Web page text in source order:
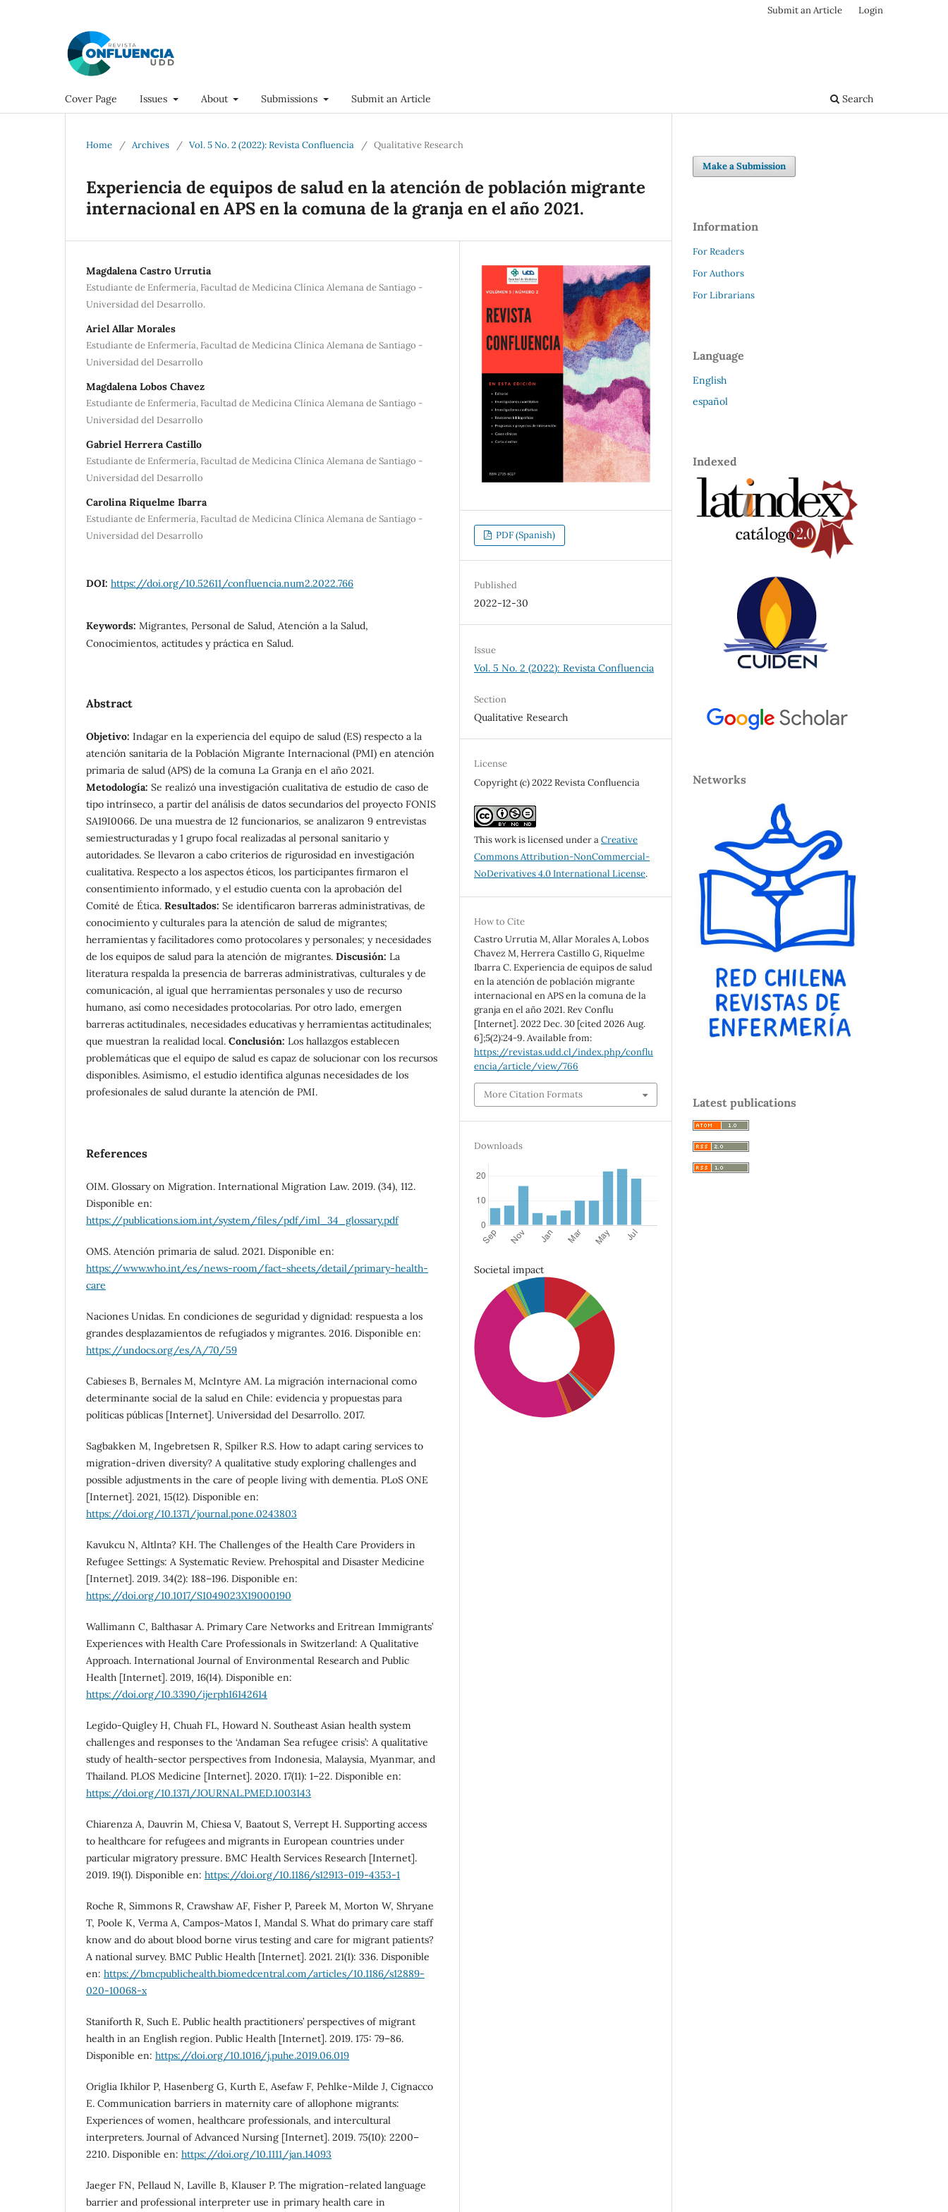
Cover Page Issues About Submissions Submit an Article Search
Submit an Article Login
Home / Archives / Vol. 5 No. 2 (2022): Revista Confluencia / Qualitative Research
Experiencia de equipos de salud en la atención de población migrante
internacional en APS en la comuna de la granja en el año 2021.
Magdalena Castro Urrutia
Estudiante de Enfermería, Facultad de Medicina Clínica Alemana de Santiago -
Universidad del Desarrollo.
Ariel Allar Morales
Estudiante de Enfermería, Facultad de Medicina Clínica Alemana de Santiago -
Universidad del Desarrollo
Magdalena Lobos Chavez
Estudiante de Enfermería, Facultad de Medicina Clínica Alemana de Santiago -
Universidad del Desarrollo
Gabriel Herrera Castillo
Estudiante de Enfermería, Facultad de Medicina Clínica Alemana de Santiago -
Universidad del Desarrollo
Carolina Riquelme Ibarra
Estudiante de Enfermería, Facultad de Medicina Clínica Alemana de Santiago -
Universidad del Desarrollo
DOI: https://doi.org/10.52611/confluencia.num2.2022.766
Keywords: Migrantes, Personal de Salud, Atención a la Salud,
Conocimientos, actitudes y práctica en Salud.
Abstract
Objetivo: Indagar en la experiencia del equipo de salud (ES) respecto a la
atención sanitaria de la Población Migrante Internacional (PMI) en atención
primaria de salud (APS) de la comuna La Granja en el año 2021.
Metodología: Se realizó una investigación cualitativa de estudio de caso de
tipo intrínseco, a partir del análisis de datos secundarios del proyecto FONIS
SA19I0066. De una muestra de 12 funcionarios, se analizaron 9 entrevistas
semiestructuradas y 1 grupo focal realizadas al personal sanitario y
autoridades. Se llevaron a cabo criterios de rigurosidad en investigación
cualitativa. Respecto a los aspectos éticos, los participantes firmaron el
consentimiento informado, y el estudio cuenta con la aprobación del
Comité de Ética. Resultados: Se identificaron barreras administrativas, de
conocimiento y culturales para la atención de salud de migrantes;
herramientas y facilitadores como protocolares y personales; y necesidades
de los equipos de salud para la atención de migrantes. Discusión: La
literatura respalda la presencia de barreras administrativas, culturales y de
comunicación, al igual que herramientas personales y uso de recurso
humano, así como necesidades protocolarias. Por otro lado, emergen
barreras actitudinales, necesidades educativas y herramientas actitudinales;
que muestran la realidad local. Conclusión: Los hallazgos establecen
problemáticas que el equipo de salud es capaz de solucionar con los recursos
disponibles. Asimismo, el estudio identifica algunas necesidades de los
profesionales de salud durante la atención de PMI.
References
OIM. Glossary on Migration. International Migration Law. 2019. (34), 112.
Disponible en:
https://publications.iom.int/system/files/pdf/iml_34_glossary.pdf
OMS. Atención primaria de salud. 2021. Disponible en:
https://www.who.int/es/news-room/fact-sheets/detail/primary-health-
care
Naciones Unidas. En condiciones de seguridad y dignidad: respuesta a los
grandes desplazamientos de refugiados y migrantes. 2016. Disponible en:
https://undocs.org/es/A/70/59
Cabieses B, Bernales M, McIntyre AM. La migración internacional como
determinante social de la salud en Chile: evidencia y propuestas para
políticas públicas [Internet]. Universidad del Desarrollo. 2017.
Sagbakken M, Ingebretsen R, Spilker R.S. How to adapt caring services to
migration-driven diversity? A qualitative study exploring challenges and
possible adjustments in the care of people living with dementia. PLoS ONE
[Internet]. 2021, 15(12). Disponible en:
https://doi.org/10.1371/journal.pone.0243803
Kavukcu N, Altlnta? KH. The Challenges of the Health Care Providers in
Refugee Settings: A Systematic Review. Prehospital and Disaster Medicine
[Internet]. 2019. 34(2): 188–196. Disponible en:
https://doi.org/10.1017/S1049023X19000190
Wallimann C, Balthasar A. Primary Care Networks and Eritrean Immigrants’
Experiences with Health Care Professionals in Switzerland: A Qualitative
Approach. International Journal of Environmental Research and Public
Health [Internet]. 2019, 16(14). Disponible en:
https://doi.org/10.3390/ijerph16142614
Legido-Quigley H, Chuah FL, Howard N. Southeast Asian health system
challenges and responses to the ‘Andaman Sea refugee crisis’: A qualitative
study of health-sector perspectives from Indonesia, Malaysia, Myanmar, and
Thailand. PLOS Medicine [Internet]. 2020. 17(11): 1–22. Disponible en:
https://doi.org/10.1371/JOURNAL.PMED.1003143
Chiarenza A, Dauvrin M, Chiesa V, Baatout S, Verrept H. Supporting access
to healthcare for refugees and migrants in European countries under
particular migratory pressure. BMC Health Services Research [Internet].
2019. 19(1). Disponible en: https://doi.org/10.1186/s12913-019-4353-1
Roche R, Simmons R, Crawshaw AF, Fisher P, Pareek M, Morton W, Shryane
T, Poole K, Verma A, Campos-Matos I, Mandal S. What do primary care staff
know and do about blood borne virus testing and care for migrant patients?
A national survey. BMC Public Health [Internet]. 2021. 21(1): 336. Disponible
en: https://bmcpublichealth.biomedcentral.com/articles/10.1186/s12889-
020-10068-x
Staniforth R, Such E. Public health practitioners’ perspectives of migrant
health in an English region. Public Health [Internet]. 2019. 175: 79–86.
Disponible en: https://doi.org/10.1016/j.puhe.2019.06.019
Origlia Ikhilor P, Hasenberg G, Kurth E, Asefaw F, Pehlke-Milde J, Cignacco
E. Communication barriers in maternity care of allophone migrants:
Experiences of women, healthcare professionals, and intercultural
interpreters. Journal of Advanced Nursing [Internet]. 2019. 75(10): 2200–
2210. Disponible en: https://doi.org/10.1111/jan.14093
Jaeger FN, Pellaud N, Laville B, Klauser P. The migration-related language
barrier and professional interpreter use in primary health care in
PDF (Spanish)
Published
2022-12-30
Issue
Vol. 5 No. 2 (2022): Revista Confluencia
Section
Qualitative Research
License
Copyright (c) 2022 Revista Confluencia
This work is licensed under aCreative
Commons Attribution-NonCommercial-
NoDerivatives 4.0 International License.
How to Cite
Castro Urrutia M, Allar Morales A, Lobos
Chavez M, Herrera Castillo G, Riquelme
Ibarra C. Experiencia de equipos de salud
en la atención de población migrante
internacional en APS en la comuna de la
granja en el año 2021. Rev Conflu
[Internet]. 2022 Dec. 30 [cited 2026 Aug.
6];5(2):24-9. Available from:
https://revistas.udd.cl/index.php/conflu
encia/article/view/766
More Citation Formats
Downloads
Societal impact
Make a Submission
Information
For Readers
For Authors
For Librarians
Language
English
español
Indexed
Networks
Latest publications